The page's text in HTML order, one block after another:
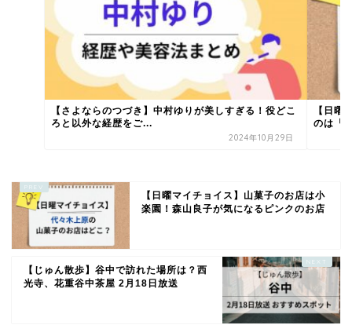
【さよならのつづき】中村ゆりが美しすぎる！役どこ
ろと以外な経歴をご...
2024年10月29日
【日曜
のは「
【日曜マイチョイス】山菓子のお店は小
楽園！森山良子が気になるピンクのお店
【じゅん散歩】谷中で訪れた場所は？西
光寺、花重谷中茶屋 2月18日放送